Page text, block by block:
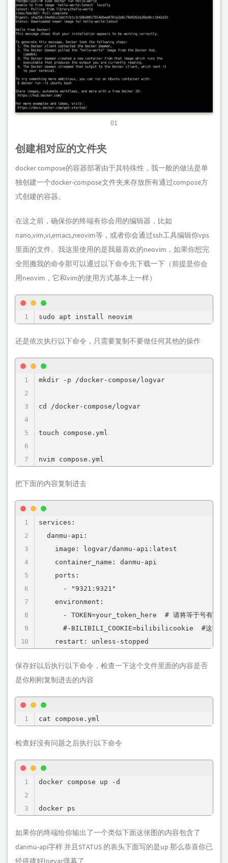
01
创建相对应的文件夹
docker compose的容器部署由于其特殊性，我一般的做法是单
独创建一个docker-compose文件夹来存放所有通过compose方
式创建的容器。
在这之前，确保你的终端有你会用的编辑器，比如
nano,vim,vi,emacs,neovim等，或者你会通过ssh工具编辑你vps
里面的文件。我这里使用的是我最喜欢的neovim，如果你想完
全照搬我的命令那可以通过以下命令先下载一下（前提是你会
用neovim，它和vim的使用方式基本上一样）
sudo apt install neovim
还是依次执行以下命令，只需要复制不要做任何其他的操作
mkdir -p /docker-compose/logvar
cd /docker-compose/logvar
touch compose.yml
nvim compose.yml
把下面的内容复制进去
services:
  danmu-api:
    image: logvar/danmu-api:latest
    container_name: danmu-api
    ports:
      - "9321:9321"
    environment:
- TOKEN=your_token_here  # 请将等于号有面的
#-BILIBILI_COOKIE=bilibilicookie  #这个环境变
    restart: unless-stopped
保存好以后执行以下命令，检查一下这个文件里面的内容是否
是你刚刚复制进去的内容
cat compose.yml
检查好没有问题之后执行以下命令
docker compose up -d
docker ps
如果你的终端给你输出了一个类似下面这张图的内容包含了
danmu-api字样 并且STATUS 的表头下面写的是up 那么恭喜你已
经搭建好logvar弹幕了